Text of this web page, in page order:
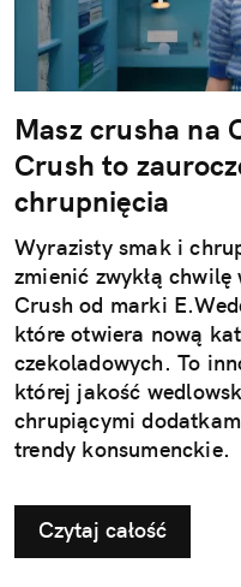
Masz crusha na
Crush to
chrupnięcia
Wyrazisty smak i
zmienić zwykłą chwilę
Crush od marki
które otwiera nową
czekoladowych. To
której jakość
chrupiącymi
trendy konsumenckie.
Czytaj całość